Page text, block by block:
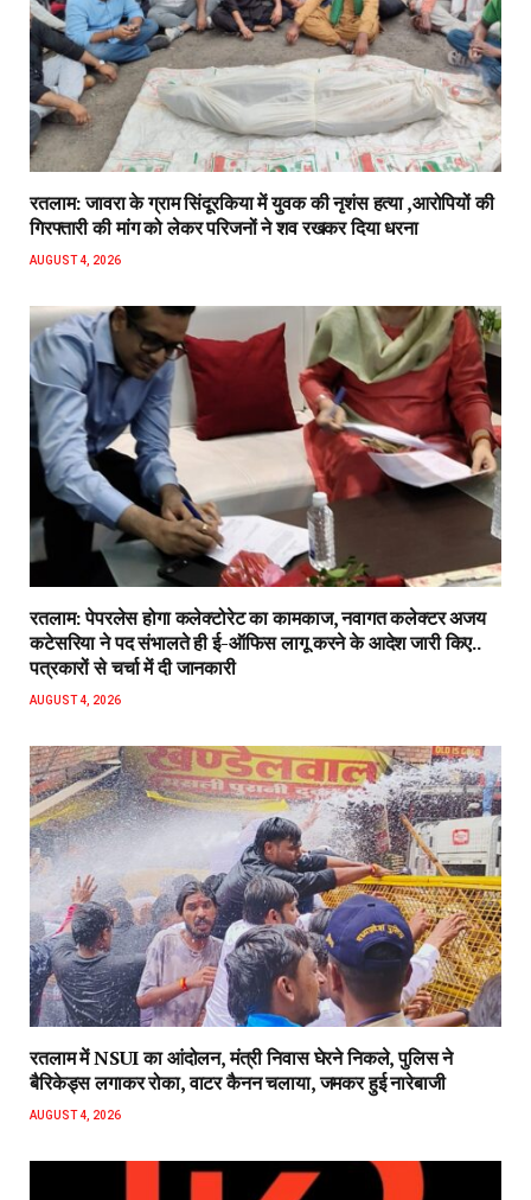
रतलाम: जावरा के ग्राम सिंदूरकिया में युवक की नृशंस हत्या ,आरोपियों की
गिरफ्तारी की मांग को लेकर परिजनों ने शव रखकर दिया धरना
AUGUST 4, 2026
रतलाम: पेपरलेस होगा कलेक्टोरेट का कामकाज, नवागत कलेक्टर अजय
कटेसरिया ने पद संभालते ही ई-ऑफिस लागू करने के आदेश जारी किए..
पत्रकारों से चर्चा में दी जानकारी
AUGUST 4, 2026
रतलाम में NSUI का आंदोलन, मंत्री निवास घेरने निकले, पुलिस ने
बैरिकेड्स लगाकर रोका, वाटर कैनन चलाया, जमकर हुई नारेबाजी
AUGUST 4, 2026